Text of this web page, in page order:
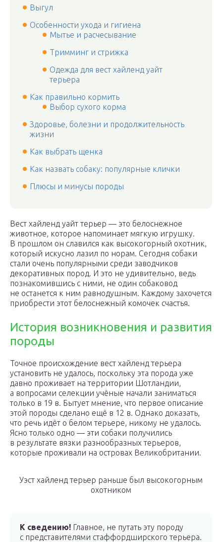
Выгул
Особенности ухода и гигиена
Мытье и расчесывание
Тримминг и стрижка
Одежда для вест хайленд уайт
терьера
Как правильно кормить
Выбор сухого корма
Здоровье, болезни и продолжительность
жизни
Как выбрать щенка
Как назвать собаку: популярные клички
Плюсы и минусы породы
Вест хайленд уайт терьер — это белоснежное
животное, которое напоминает мягкую игрушку.
В прошлом он славился как высокогорный охотник,
который искусно лазил по норам. Сегодня собаки
стали очень популярными среди заводчиков
декоративных пород. И это не удивительно, ведь
познакомившись с ними, не один собаковод
не останется к ним равнодушным. Каждому захочется
приобрести этот белоснежный комочек счастья.
История возникновения и развития
породы
Точное происхождение вест хайленд терьера
установить не удалось, поскольку эта порода уже
давно проживает на территории Шотландии,
а вопросами селекции учёные начали заниматься
только в 19 в. Бытует мнение, что первое описание
этой породы сделано ещё в 12 в. Однако доказать,
что речь идёт о белом терьере, никому не удалось.
Ясно только одно — эти собаки получились
в результате вязки разнообразных терьеров,
которые проживали на островах Великобритании.
Уэст хайленд терьер раньше был высокогорным
охотником
К сведению! Главное, не путать эту породу
с представителями стаффордширского терьера.